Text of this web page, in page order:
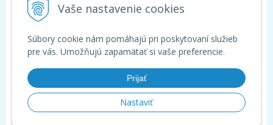
Vaše nastavenie cookies
Súbory cookie nám pomáhajú pri poskytovaní služieb
pre vás. Umožňujú zapamätať si vaše preferencie.
Prijať
Nastaviť
Mobil:+421 948 120 323
Chat:WhatsApp
Chat:Viber
© 2026 Aquagarden - široká ponuka produktov pre záhradné a kúpacie